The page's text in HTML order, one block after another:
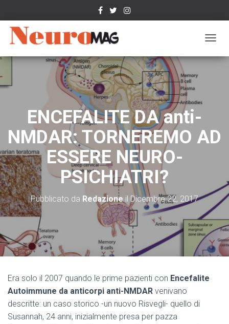
A
N
E
L
ENCEFALITE DA anti-
NMDAR: TORNEREMO AD
ESSERE NEURO-
PSICHIATRI?
Pubblicato da Redazioneil Dicembre 22, 2017
Era solo il 2007 quando le prime pazienti con Encefalite
Autoimmune da anticorpi anti-NMDAR venivano
descritte: un caso storico -un nuovo Risvegli- quello di
Susannah, 24 anni, inizialmente presa per pazza